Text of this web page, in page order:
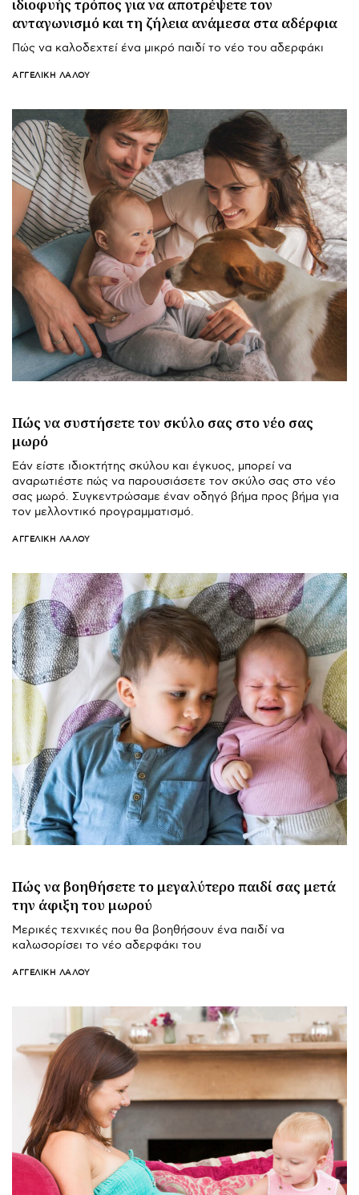
ιδιοφυής τρόπος για να αποτρέψετε τον
ανταγωνισμό και τη ζήλεια ανάμεσα στα αδέρφια
Πώς να καλοδεχτεί ένα μικρό παιδί το νέο του αδερφάκι
ΑΓΓΕΛΙΚΉ ΛΆΛΟΥ
Πώς να συστήσετε τον σκύλο σας στο νέο σας
μωρό
Εάν είστε ιδιοκτήτης σκύλου και έγκυος, μπορεί να
αναρωτιέστε πώς να παρουσιάσετε τον σκύλο σας στο νέο
σας μωρό. Συγκεντρώσαμε έναν οδηγό βήμα προς βήμα για
τον μελλοντικό προγραμματισμό.
ΑΓΓΕΛΙΚΉ ΛΆΛΟΥ
Πώς να βοηθήσετε το μεγαλύτερο παιδί σας μετά
την άφιξη του μωρού
Μερικές τεχνικές που θα βοηθήσουν ένα παιδί να
καλωσορίσει το νέο αδερφάκι του
ΑΓΓΕΛΙΚΉ ΛΆΛΟΥ